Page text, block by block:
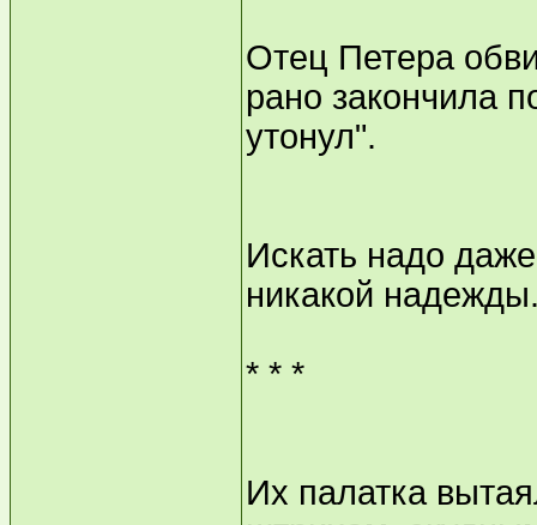
Отец Петера
рано закончила
утонул".
Искать надо
никакой
* * *
Их палатка